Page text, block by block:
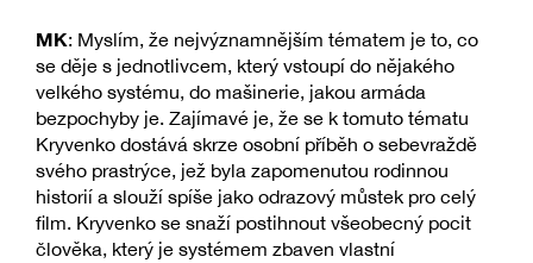
MK: Myslím, že nejvýznamnějším tématem je to, co
se děje s jednotlivcem, který vstoupí do nějakého
velkého systému, do mašinerie, jakou armáda
bezpochyby je. Zajímavé je, že se k tomuto tématu
Kryvenko dostává skrze osobní příběh o sebevraždě
svého prastrýce, jež byla zapomenutou rodinnou
historií a slouží spíše jako odrazový můstek pro celý
film. Kryvenko se snaží postihnout všeobecný pocit
člověka, který je systémem zbaven vlastní